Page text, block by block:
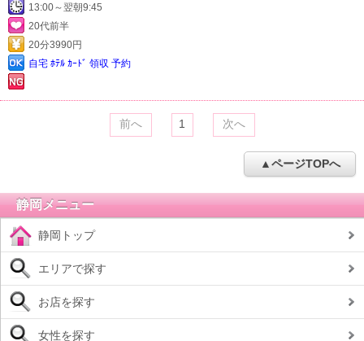
13:00～翌朝9:45
20代前半
20分3990円
自宅 ﾎﾃﾙ ｶｰﾄﾞ 領収 予約
前へ 1 次へ
▲ページTOPへ
静岡メニュー
静岡トップ
エリアで探す
お店を探す
女性を探す